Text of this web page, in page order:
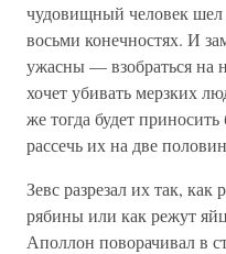
чудовищный человек шел
восьми конечностях. И
ужасны — взобраться на
хочет убивать мерзких
же тогда будет
рассечь их на две
Зевс разрезал их так, как
рябины или как режут
Аполлон поворачивал в